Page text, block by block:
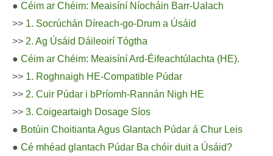
● Céim ar Chéim: Meaisíní Níocháin Barr-Ualach
>> 1. Socrúchán Díreach-go-Drum a Úsáid
>> 2. Ag Úsáid Dáileoirí Tógtha
● Céim ar Chéim: Meaisíní Ard-Éifeachtúlachta (HE).
>> 1. Roghnaigh HE-Compatible Púdar
>> 2. Cuir Púdar i bPríomh-Rannán Nigh HE
>> 3. Coigeartaigh Dosage Síos
● Botúin Choitianta Agus Glantach Púdar á Chur Leis
● Cé mhéad glantach Púdar Ba chóir duit a Úsáid?